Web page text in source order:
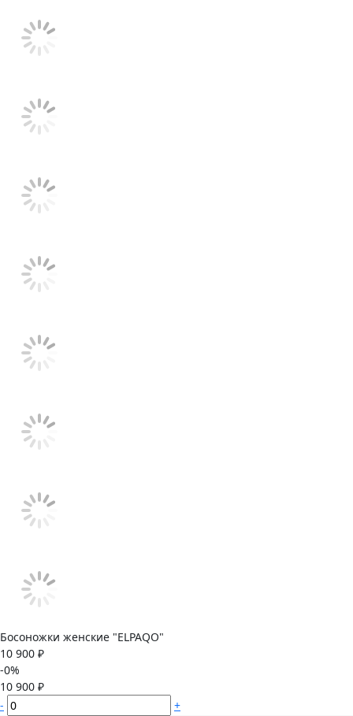
Босоножки женские "ELPAQO"
10 900 ₽
-0%
10 900 ₽
-
+